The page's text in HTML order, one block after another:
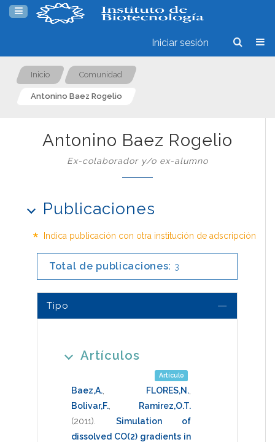
Iniciar sesión
Inicio Comunidad
Antonino Baez Rogelio
Antonino Baez Rogelio
Ex-colaborador y/o ex-alumno
Publicaciones
* Indica publicación con otra institución de adscripción
Total de publicaciones: 3
Tipo
Artículos
Artículo
Baez,A. FLORES,N.
Bolivar,F.
Ramirez,O.T.
(2011)
Simulation of
dissolved CO(2) gradients in